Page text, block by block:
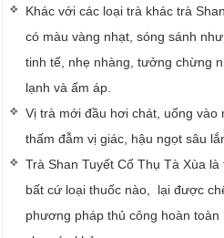
Khác với các loại trà khác trà
có màu vàng nhạt, sóng sánh
tinh tế, nhẹ nhàng, tưởng chừng
lạnh và ấm áp.
Vị trà mới đầu hơi chát, uống vào
thấm đẫm vị giác, hậu ngọt sâu
Trà Shan Tuyết Cổ Thụ Tà Xùa
bất cứ loại thuốc nào, lại được
phương pháp thủ công hoàn